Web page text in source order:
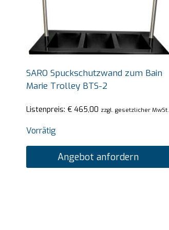
SARO Spuckschutzwand zum Bain
Marie Trolley BTS-2
Listenpreis: € 465,00 zzgl. gesetzlicher MwSt.
Vorrätig
Angebot anfordern